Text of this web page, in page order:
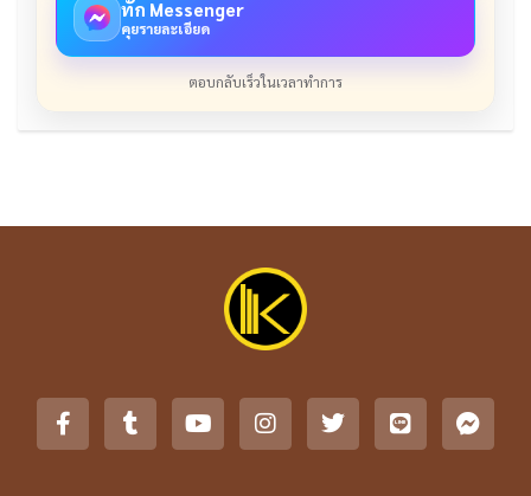
ทัก Messenger
คุยรายละเอียด
ตอบกลับเร็วในเวลาทำการ